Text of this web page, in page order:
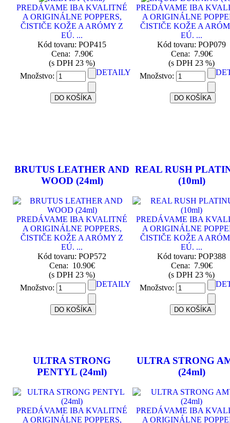
PREDÁVAME IBA KVALITNÉ
A ORIGINÁLNE POPPERS,
ČISTIČE KOŽE A ARÓMY Z
EÚ. ...
Kód tovaru: POP415
Cena: 7.90€
(s DPH 23 %)
Množstvo:
DETAILY
PREDÁVAME IBA
A ORIGINÁLNE
ČISTIČE KOŽE A
EÚ. ...
Kód tovaru: POP079
Cena: 7.90€
(s DPH 23 %)
Množstvo:
BRUTUS LEATHER AND
WOOD (24ml)
PREDÁVAME IBA KVALITNÉ
A ORIGINÁLNE POPPERS,
ČISTIČE KOŽE A ARÓMY Z
EÚ. ...
Kód tovaru: POP572
Cena: 10.90€
(s DPH 23 %)
Množstvo:
DETAILY
REAL RUSH
(10ml)
PREDÁVAME IBA
A ORIGINÁLNE
ČISTIČE KOŽE A
EÚ. ...
Kód tovaru: POP388
Cena: 7.90€
(s DPH 23 %)
Množstvo:
ULTRA STRONG
PENTYL (24ml)
PREDÁVAME IBA KVALITNÉ
A ORIGINÁLNE POPPERS,
ULTRA STRONG
(24ml)
PREDÁVAME IBA
A ORIGINÁLNE